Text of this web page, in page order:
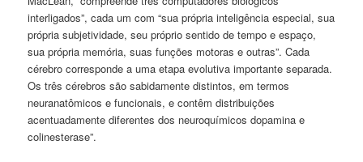
interligados”, cada um com “sua própria inteligência especial, sua
própria subjetividade, seu próprio sentido de tempo e espaço,
sua própria memória, suas funções motoras e outras”. Cada
cérebro corresponde a uma etapa evolutiva importante separada.
Os três cérebros são sabidamente distintos, em termos
neuranatômicos e funcionais, e contêm distribuições
acentuadamente diferentes dos neuroquímicos dopamina e
colinesterase”.